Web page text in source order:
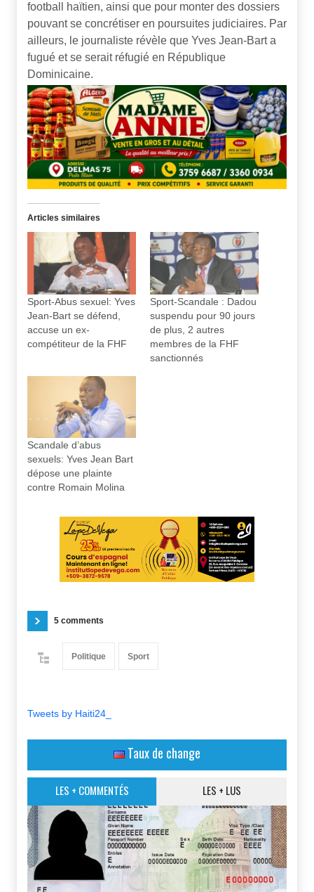
football haïtien, ainsi que pour monter des dossiers
pouvant se concrétiser en poursuites judiciaires. Par
ailleurs, le journaliste révèle que Yves Jean-Bart a
fugué et se serait réfugié en République
Dominicaine.
Articles similaires
Sport-Abus sexuel: Yves
Jean-Bart se défend,
accuse un ex-
compétiteur de la FHF
Sport-Scandale : Dadou
suspendu pour 90 jours
de plus, 2 autres
membres de la FHF
sanctionnés
Scandale d’abus
sexuels: Yves Jean Bart
dépose une plainte
contre Romain Molina
5 comments
Politique Sport
Tweets by Haiti24_
Taux de change
LES + COMMENTÉS LES + LUS